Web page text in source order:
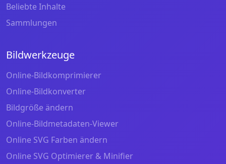
Beliebte Inhalte
Sammlungen
Bildwerkzeuge
Online-Bildkomprimierer
Online-Bildkonverter
Bildgröße ändern
Online-Bildmetadaten-Viewer
Online SVG Farben ändern
Online SVG Optimierer & Minifier